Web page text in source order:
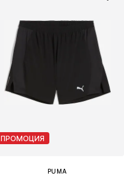
ПРОМОЦИЯ
PUMA